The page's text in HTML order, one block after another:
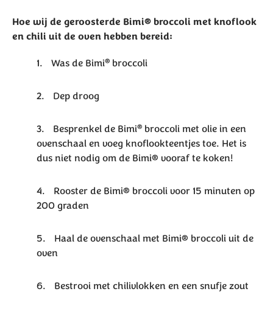
Hoe wij de geroosterde Bimi® broccoli met knoflook
en chili uit de oven hebben bereid:
Was de Bimi® broccoli
Dep droog
Besprenkel de Bimi® broccoli met olie in een
ovenschaal en voeg knoflookteentjes toe. Het is
dus niet nodig om de Bimi® vooraf te koken!
Rooster de Bimi® broccoli voor 15 minuten op
200 graden
Haal de ovenschaal met Bimi® broccoli uit de
oven
Bestrooi met chilivlokken en een snufje zout